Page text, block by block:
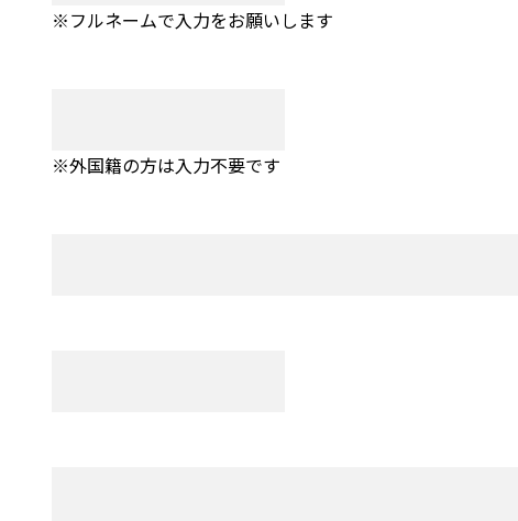
※フルネームで入力をお願いします
※外国籍の方は入力不要です